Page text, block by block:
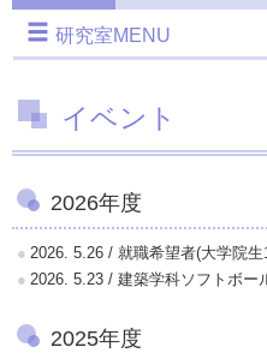
ビ
ゲ
シ
ョ
ン
サ
ナ
ー
シ
ョ
ン
研究室MENU
イベント
2026年度
2026. 5.26 / 就職希望者(大学院
2026. 5.23 / 建築学科ソフトボー
2025年度